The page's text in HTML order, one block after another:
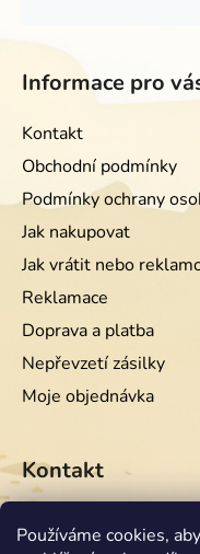
Používáme cookies,
Informace pro
Kontakt
Obchodní podmínky
Podmínky ochrany
Jak nakupovat
Jak vrátit nebo
Reklamace
Doprava a platba
Nepřevzetí zásilky
Moje objednávka
Kontakt
info @